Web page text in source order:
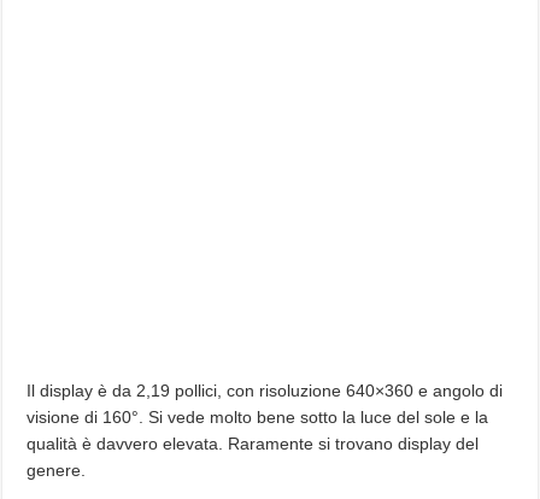
Il display è da 2,19 pollici, con risoluzione 640×360 e angolo di
visione di 160°. Si vede molto bene sotto la luce del sole e la
qualità è davvero elevata. Raramente si trovano display del
genere.